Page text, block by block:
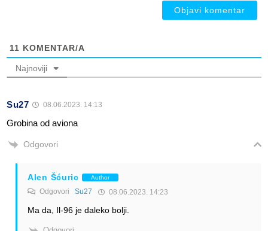
11 KOMENTAR/A
Najnoviji
Su27 08.06.2023. 14:13
Grobina od aviona
Odgovori
Alen Šćuric Author
Odgovori Su27 08.06.2023. 14:23
Ma da, Il-96 je daleko bolji.